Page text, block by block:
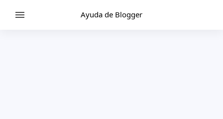
Ayuda de Blogger